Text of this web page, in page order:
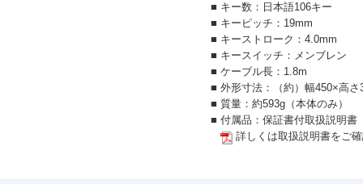
■ キー数：日本語106キー
■ キーピッチ：19mm
■ キーストローク：4.0mm
■ キースイッチ：メンブレン
■ ケーブル長：1.8m
■ 外形寸法：（約）幅450×高さ
■ 質量：約593g（本体のみ）
■ 付属品：保証書付取扱説明書
詳しくは取扱説明書をご